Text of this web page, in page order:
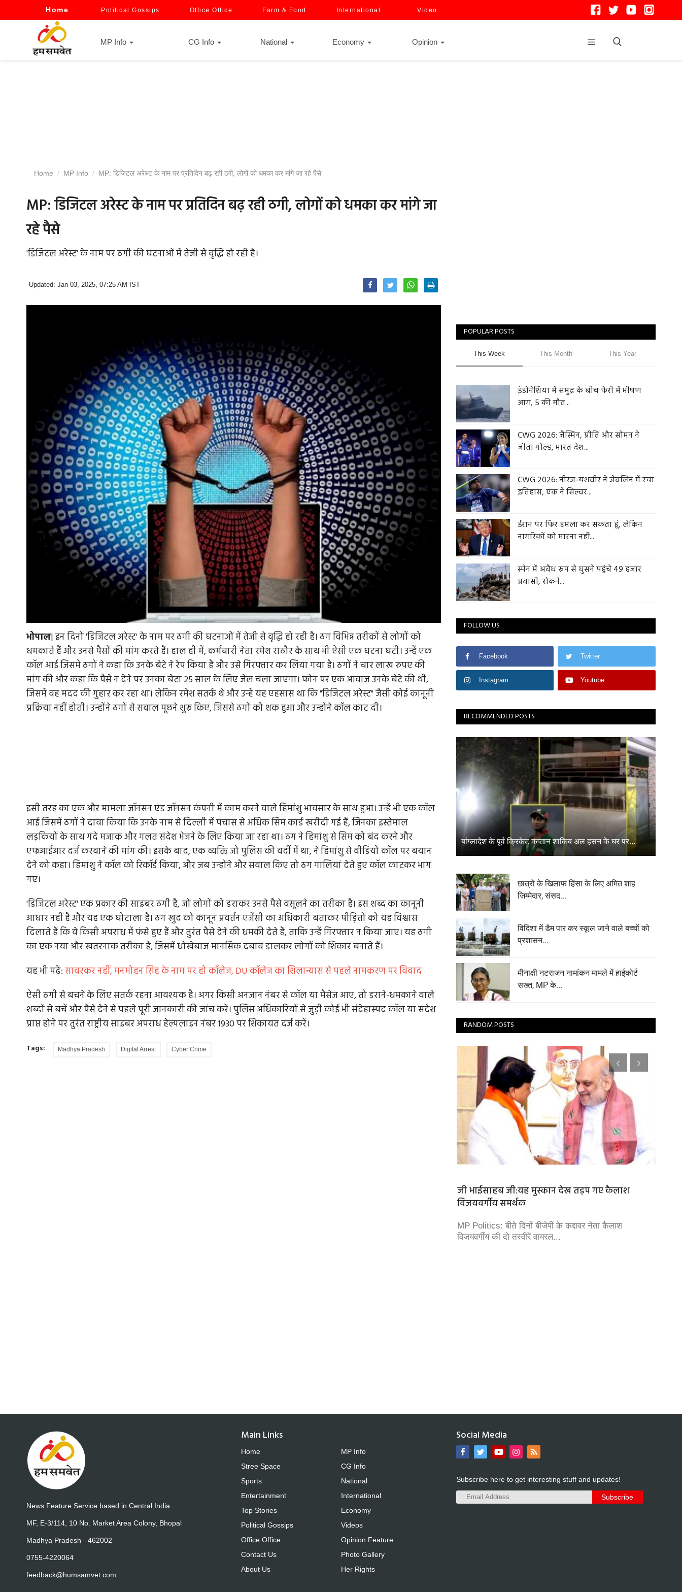
Home Political Gossips Office Office Farm & Food International Video
MP Info CG Info National Economy Opinion
Home MP Info MP: डिजिटल अरेस्ट के नाम पर प्रतिदिन बढ़ रही ठगी, लोगों को धमका कर मांगे जा रहे पैसे
MP: डिजिटल अरेस्ट के नाम पर प्रतिदिन बढ़ रही ठगी, लोगों को धमका कर मांगे जा
रहे पैसे
'डिजिटल अरेस्ट' के नाम पर ठगी की घटनाओं में तेजी से वृद्धि हो रही है।
Updated: Jan 03, 2025, 07:25 AM IST
भोपाल| इन दिनों 'डिजिटल अरेस्ट' के नाम पर ठगी की घटनाओं में तेजी से वृद्धि हो रही है। ठग विभिन्न तरीकों से लोगों को
धमकाते हैं और उनसे पैसों की मांग करते हैं। हाल ही में, कर्मचारी नेता रमेश राठौर के साथ भी ऐसी एक घटना घटी। उन्हें एक
कॉल आई जिसमें ठगों ने कहा कि उनके बेटे ने रेप किया है और उसे गिरफ्तार कर लिया गया है। ठगों ने चार लाख रुपए की
मांग की और कहा कि पैसे न देने पर उनका बेटा 25 साल के लिए जेल चला जाएगा। फोन पर एक आवाज उनके बेटे की थी,
जिसमें वह मदद की गुहार कर रहा था। लेकिन रमेश सतर्क थे और उन्हें यह एहसास था कि "डिजिटल अरेस्ट" जैसी कोई कानूनी
प्रक्रिया नहीं होती। उन्होंने ठगों से सवाल पूछने शुरू किए, जिससे ठगों को शक हुआ और उन्होंने कॉल काट दी।
इसी तरह का एक और मामला जॉनसन एंड जॉनसन कंपनी में काम करने वाले हिमांशु भावसार के साथ हुआ। उन्हें भी एक कॉल
आई जिसमें ठगों ने दावा किया कि उनके नाम से दिल्ली में पचास से अधिक सिम कार्ड खरीदी गई हैं, जिनका इस्तेमाल
लड़कियों के साथ गंदे मजाक और गलत संदेश भेजने के लिए किया जा रहा था। ठग ने हिमांशु से सिम को बंद करने और
एफआईआर दर्ज करवाने की मांग की। इसके बाद, एक व्यक्ति जो पुलिस की वर्दी में था, ने हिमांशु से वीडियो कॉल पर बयान
देने को कहा। हिमांशु ने कॉल को रिकॉर्ड किया, और जब उन्होंने और सवाल किए तो ठग गालियां देते हुए कॉल काटकर भाग
गए।
'डिजिटल अरेस्ट' एक प्रकार की साइबर ठगी है, जो लोगों को डराकर उनसे पैसे वसूलने का तरीका है। इस शब्द का कानूनी
आधार नहीं है और यह एक घोटाला है। ठग खुद को कानून प्रवर्तन एजेंसी का अधिकारी बताकर पीड़ितों को यह विश्वास
दिलाते हैं कि वे किसी अपराध में फंसे हुए हैं और तुरंत पैसे देने की धमकी देते हैं, ताकि उन्हें गिरफ्तार न किया जाए। यह ठगी
का एक नया और खतरनाक तरीका है, जिसमें धोखेबाज मानसिक दबाव डालकर लोगों को शिकार बनाते हैं।
यह भी पढ़ें:सावरकर नहीं, मनमोहन सिंह के नाम पर हो कॉलेज, DU कॉलेज का शिलान्यास से पहले नामकरण पर विवाद
ऐसी ठगी से बचने के लिए सतर्क रहना आवश्यक है। अगर किसी अनजान नंबर से कॉल या मैसेज आए, तो डराने-धमकाने वाले
शब्दों से बचें और पैसे देने से पहले पूरी जानकारी की जांच करें। पुलिस अधिकारियों से जुड़ी कोई भी संदेहास्पद कॉल या संदेश
प्राप्त होने पर तुरंत राष्ट्रीय साइबर अपराध हेल्पलाइन नंबर 1930 पर शिकायत दर्ज करें।
Tags: Madhya Pradesh Digital Arrest Cyber Crime
POPULAR POSTS
This Week This Month This Year
इंडोनेशिया में समुद्र के बीच फेरी में भीषण
आग, 5 की मौत...
CWG 2026: जैस्मिन, प्रीति और सोमन ने
जीता गोल्ड, भारत देश...
CWG 2026: नीरज-यशवीर ने जेवलिन में रचा
इतिहास, एक ने सिल्वर...
ईरान पर फिर हमला कर सकता हूं, लेकिन
नागरिकों को मारना नहीं...
स्पेन में अवैध रूप से घुसने पहुंचे 49 हजार
प्रवासी, रोकने...
FOLLOW US
Facebook Twitter
Instagram Youtube
RECOMMENDED POSTS
बांग्लादेश के पूर्व क्रिकेट कप्तान शाकिब अल हसन के घर पर...
छात्रों के खिलाफ हिंसा के लिए अमित शाह
जिम्मेदार, संसद...
विदिशा में डैम पार कर स्कूल जाने वाले बच्चों को
प्रशासन...
मीनाक्षी नटराजन नामांकन मामले में हाईकोर्ट
सख्त, MP के...
RANDOM POSTS
जी भाईसाहब जी:यह मुस्कान देख तड़प गए कैलाश
विजयवर्गीय समर्थक
MP Politics: बीते दिनों बीजेपी के कद्दावर नेता कैलाश
विजयवर्गीय की दो तस्वीरें वायरल...
News Feature Service based in Central India
MF, E-3/114, 10 No. Market Area Colony, Bhopal
Madhya Pradesh - 462002
0755-4220064
feedback@humsamvet.com
Main Links
Home
Stree Space
Sports
Entertainment
Top Stories
Political Gossips
Office Office
Contact Us
About Us
MP Info
CG Info
National
International
Economy
Videos
Opinion Feature
Photo Gallery
Her Rights
Social Media
Subscribe here to get interesting stuff and updates!